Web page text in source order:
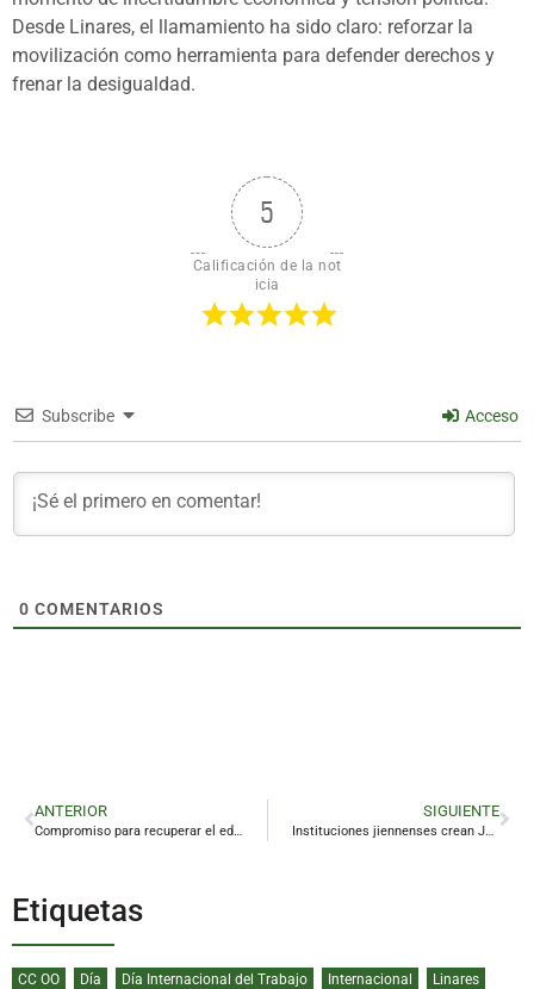
Desde Linares, el llamamiento ha sido claro: reforzar la
movilización como herramienta para defender derechos y
frenar la desigualdad.
5
Calificación de la not
icia
Subscribe Acceso
0 COMENTARIOS
ANTERIOR SIGUIENTE
Instituciones jiennenses crean Jaén Impacto para reforzar el desarrollo económico innovador
Etiquetas
CC OO Día Día Internacional del Trabajo Internacional
Linares